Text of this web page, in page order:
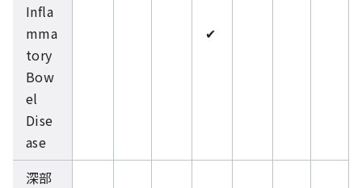
Infla
mma
tory
Bow
el
Dise
ase
✔
深部